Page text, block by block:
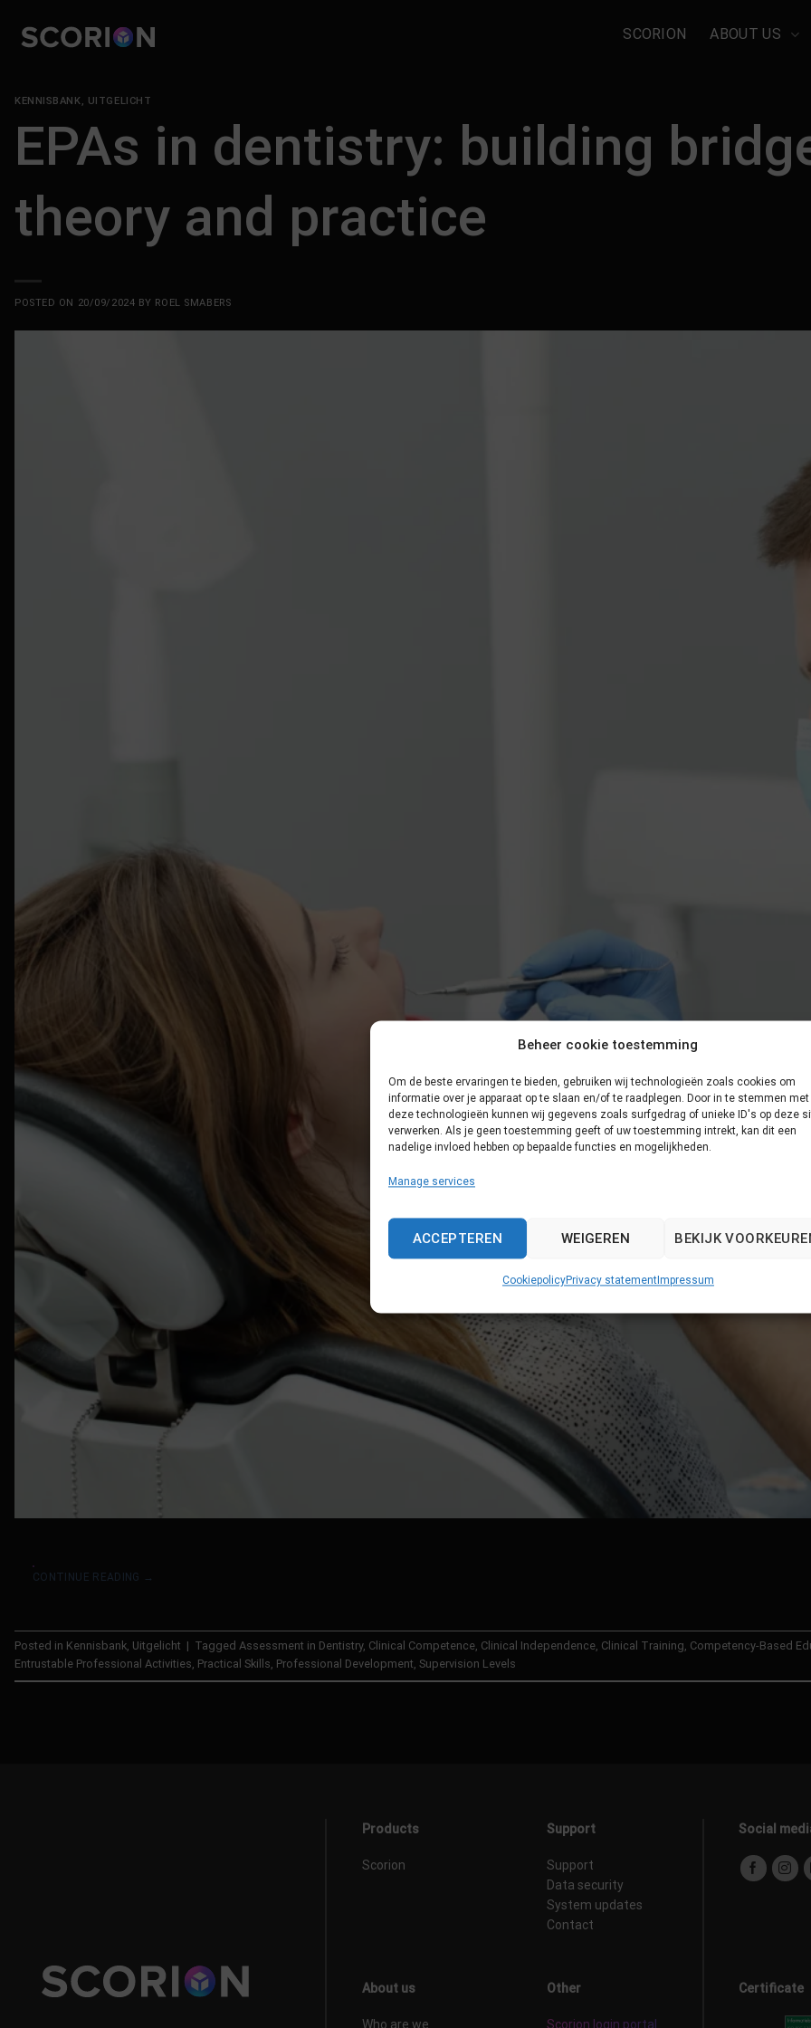
Beheer cookie toestemming
Om de beste ervaringen te bieden, gebruiken wij technologieën zoals cookies om
informatie over je apparaat op te slaan en/of te raadplegen. Door in te stemmen met
deze technologieën kunnen wij gegevens zoals surfgedrag of unieke ID's op deze
verwerken. Als je geen toestemming geeft of uw toestemming intrekt, kan dit een
nadelige invloed hebben op bepaalde functies en mogelijkheden.
Manage services
ACCEPTEREN WEIGEREN BEKIJK
CookiepolicyPrivacy statementImpressum
SCORION ABOUT US
KENNISBANK, UITGELICHT
EPAs in dentistry: building
theory and practice
POSTED ON 20/09/2024 BY ROEL SMABERS
CONTINUE READING →
Posted in Kennisbank Uitgelicht | Tagged Assessment in Dentistry, Clinical Competence Clinical Independence Clinical Training Competency-Based
Entrustable Professional Activities Practical Skills Professional Development Supervision Levels
Products
Scorion
Support
Support
Data security
System updates
Contact
Social
About us
Who are we
Other
Scorion login portal
Certificate